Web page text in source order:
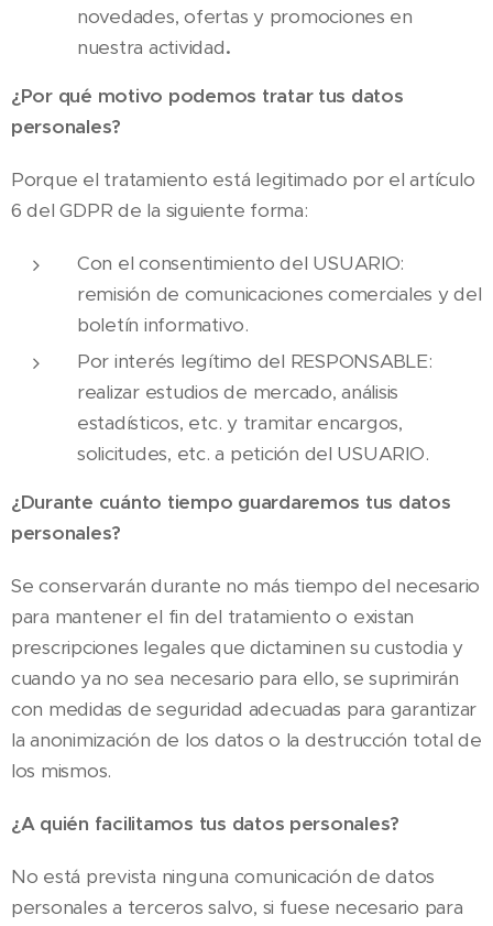
novedades, ofertas y promociones en
nuestra actividad.
¿Por qué motivo podemos tratar tus datos
personales?
Porque el tratamiento está legitimado por el artículo
6 del GDPR de la siguiente forma:
Con el consentimiento del USUARIO:
remisión de comunicaciones comerciales y del
boletín informativo.
Por interés legítimo del RESPONSABLE:
realizar estudios de mercado, análisis
estadísticos, etc. y tramitar encargos,
solicitudes, etc. a petición del USUARIO.
¿Durante cuánto tiempo guardaremos tus datos
personales?
Se conservarán durante no más tiempo del necesario
para mantener el fin del tratamiento o existan
prescripciones legales que dictaminen su custodia y
cuando ya no sea necesario para ello, se suprimirán
con medidas de seguridad adecuadas para garantizar
la anonimización de los datos o la destrucción total de
los mismos.
¿A quién facilitamos tus datos personales?
No está prevista ninguna comunicación de datos
personales a terceros salvo, si fuese necesario para